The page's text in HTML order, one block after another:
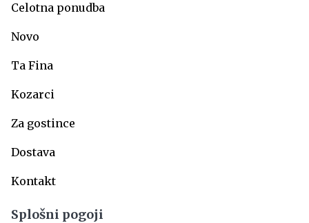
Celotna ponudba
Novo
Ta Fina
Kozarci
Za gostince
Dostava
Kontakt
Splošni pogoji